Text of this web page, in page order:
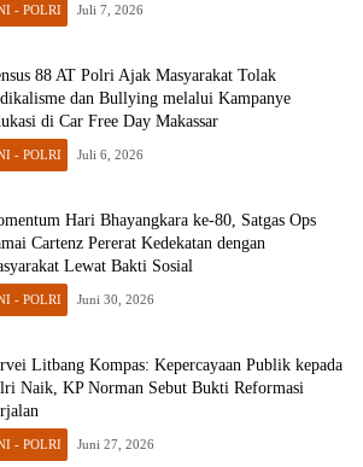
- POLRI Juli 7, 2026
88 AT Polri Ajak Masyarakat Tolak
dan Bullying melalui Kampanye
di Car Free Day Makassar
- POLRI Juli 6, 2026
Hari Bhayangkara ke-80, Satgas Ops
Cartenz Pererat Kedekatan dengan
Lewat Bakti Sosial
- POLRI Juni 30, 2026
Litbang Kompas: Kepercayaan Publik kepada
Naik, KP Norman Sebut Bukti Reformasi
- POLRI Juni 27, 2026